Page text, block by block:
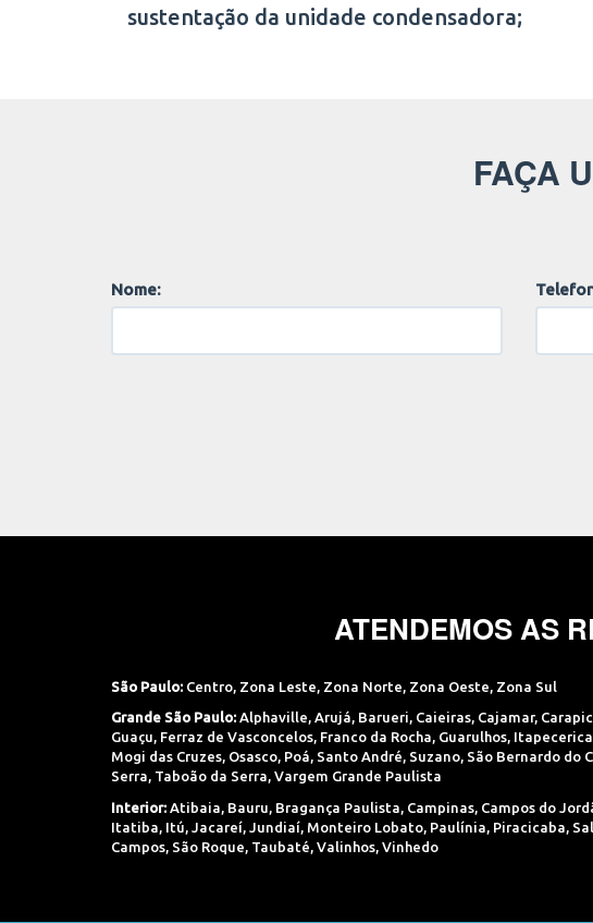
sustentação da unidade condensadora;
FAÇA
Nome:
ATENDEMOS AS
São Paulo: Centro Zona Leste Zona Norte Zona Oeste Zona Sul
Grande São Paulo: Alphaville, Arujá, Barueri, Caieiras, Cajamar,
Guaçu, Ferraz de Vasconcelos, Franco da Rocha, Guarulhos,
Mogi das Cruzes, Osasco, Poá, Santo André, Suzano, São Bernardo do
Serra, Taboão da Serra, Vargem Grande Paulista
Interior: Atibaia Bauru Bragança Paulista Campinas Campos do
Itatiba Itú Jacareí Jundiaí Monteiro Lobato Paulínia Piracicaba
Campos São Roque Taubaté Valinhos Vinhedo